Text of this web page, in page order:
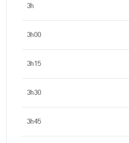
3h
3h00
3h15
3h30
3h45